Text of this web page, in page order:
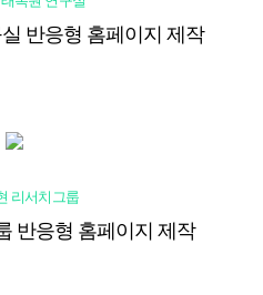
반응형 홈페이지 제작
리서치그룹
반응형 홈페이지 제작